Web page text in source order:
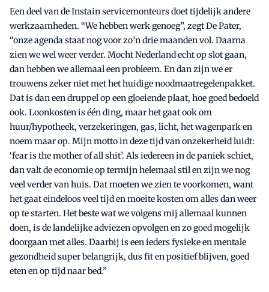
Een deel van de Instain servicemonteurs doet tijdelijk andere
werkzaamheden. “We hebben werk genoeg”, zegt De Pater,
“onze agenda staat nog voor zo’n drie maanden vol. Daarna
zien we wel weer verder. Mocht Nederland echt op slot gaan,
dan hebben we allemaal een probleem. En dan zijn we er
trouwens zeker niet met het huidige noodmaatregelenpakket.
Dat is dan een druppel op een gloeiende plaat, hoe goed bedoeld
ook. Loonkosten is één ding, maar het gaat ook om
huur/hypotheek, verzekeringen, gas, licht, het wagenpark en
noem maar op. Mijn motto in deze tijd van onzekerheid luidt:
‘fear is the mother of all shit’. Als iedereen in de paniek schiet,
dan valt de economie op termijn helemaal stil en zijn we nog
veel verder van huis. Dat moeten we zien te voorkomen, want
het gaat eindeloos veel tijd en moeite kosten om alles dan weer
op te starten. Het beste wat we volgens mij allemaal kunnen
doen, is de landelijke adviezen opvolgen en zo goed mogelijk
doorgaan met alles. Daarbij is een ieders fysieke en mentale
gezondheid super belangrijk, dus fit en positief blijven, goed
eten en op tijd naar bed.”